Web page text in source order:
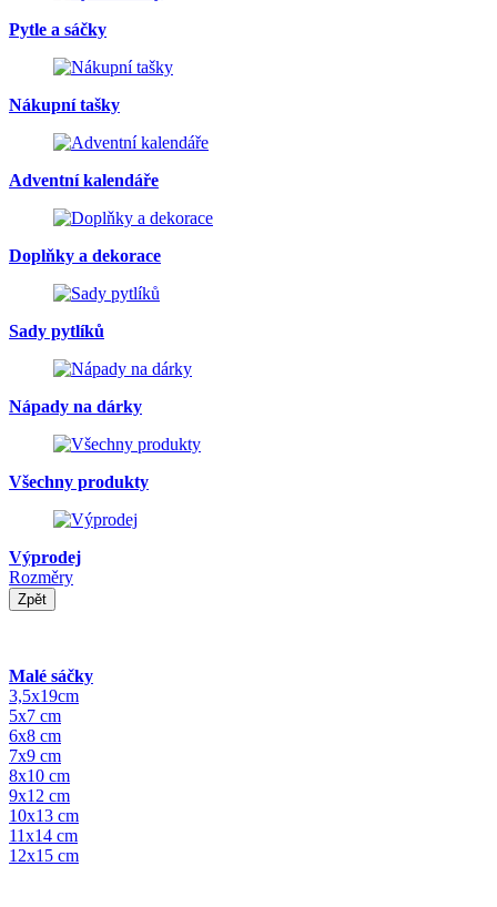
Pytle a sáčky
Nákupní tašky
Adventní kalendáře
Doplňky a dekorace
Sady pytlíků
Nápady na dárky
Všechny produkty
Výprodej
Rozměry
Zpět
Malé sáčky
3,5x19cm
5x7 cm
6x8 cm
7x9 cm
8x10 cm
9x12 cm
10x13 cm
11x14 cm
12x15 cm